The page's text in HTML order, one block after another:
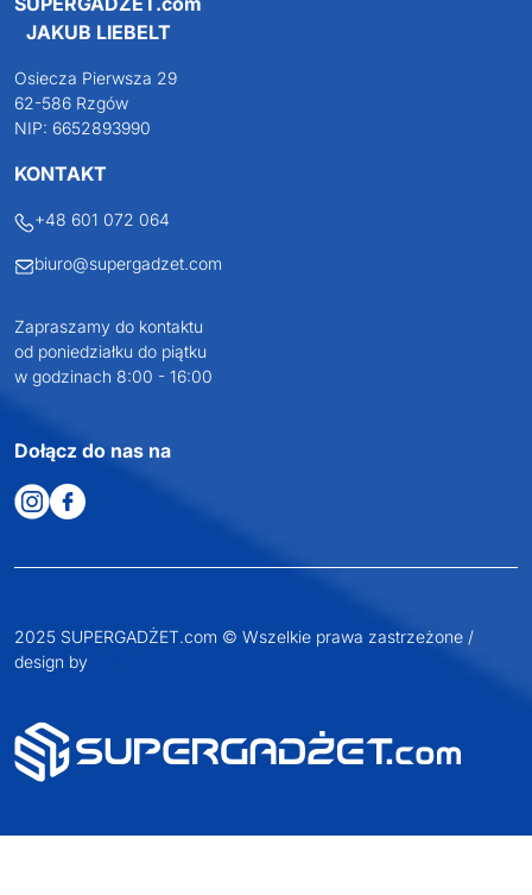
JAKUB LIEBELT
Osiecza Pierwsza 29
62-586 Rzgów
NIP: 6652893990
KONTAKT
+48 601 072 064
biuro@supergadzet.com
Zapraszamy do kontaktu
od poniedziałku do piątku
w godzinach 8:00 - 16:00
Dołącz do nas na
2025 SUPERGADŻET.com © Wszelkie prawa zastrzeżone /
design by